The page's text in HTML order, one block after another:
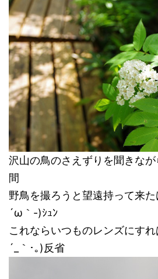
沢山の鳥のさえずりを聞きな
間
野鳥を撮ろうと望遠持って来
´ω｀-)ｼｭﾝ
これならいつものレンズにす
´_｀･｡)反省